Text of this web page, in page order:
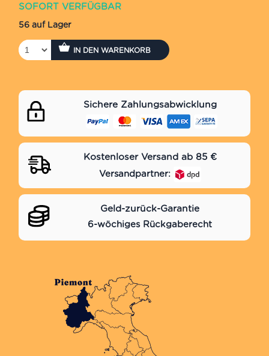
SOFORT VERFÜGBAR
56 auf Lager
IN DEN WARENKORB
Sichere Zahlungsabwicklung
Kostenloser Versand ab 85 €
Versandpartner:
Geld-zurück-Garantie
6-wöchiges Rückgaberecht